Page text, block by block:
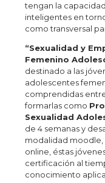
tengan la
inteligentes en
como transversal
“Sexualidad y
Femenino
destinado a las
adolescentes
comprendidas entre
formarlas como
Sexualidad
de 4 semanas y
modalidad moodle,
online, éstas
certificación al
conocimiento